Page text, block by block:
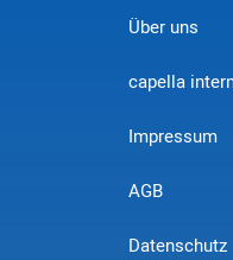
Über uns
capella
Impressum
AGB
Datenschutz